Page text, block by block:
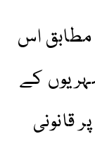
اس
کے
قانونی